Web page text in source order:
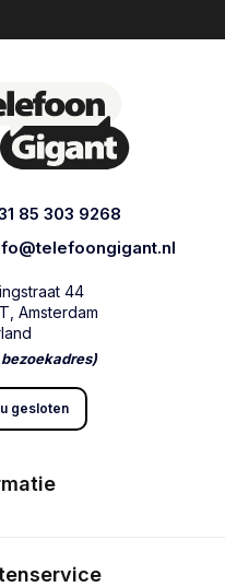
85 303 9268
44
Amsterdam
bezoekadres)
gesloten